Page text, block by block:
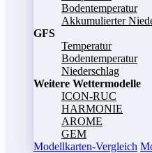
Bodentemperatur
Akkumulierter
GFS
Temperatur
Bodentemperatur
Niederschlag
Weitere Wettermodelle
ICON-RUC
HARMONIE
AROME
GEM
Modellkarten-Vergleich